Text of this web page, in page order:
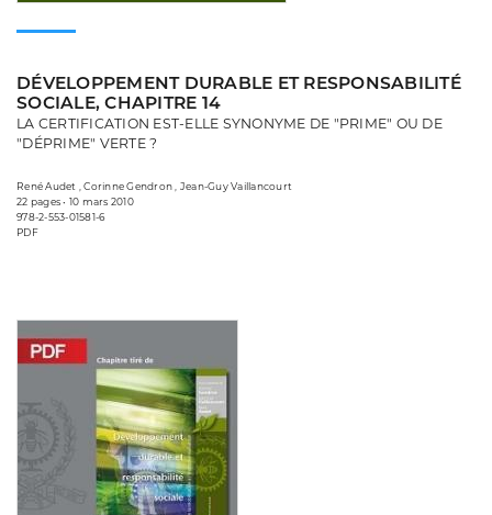
DÉVELOPPEMENT DURABLE ET RESPONSABILITÉ
SOCIALE, CHAPITRE 14
LA CERTIFICATION EST-ELLE SYNONYME DE "PRIME" OU DE
"DÉPRIME" VERTE ?
René Audet , Corinne Gendron , Jean-Guy Vaillancourt
22 pages • 10 mars 2010
978-2-553-01581-6
PDF